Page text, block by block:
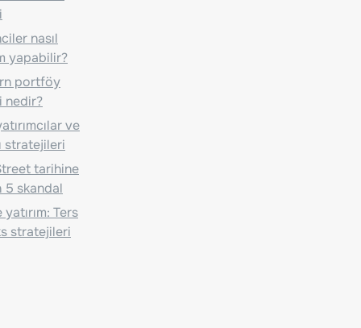
nasıl
yapabilir?
portföy
nedir?
ve
stratejileri
tarihine
5 skandal
Ters
stratejileri